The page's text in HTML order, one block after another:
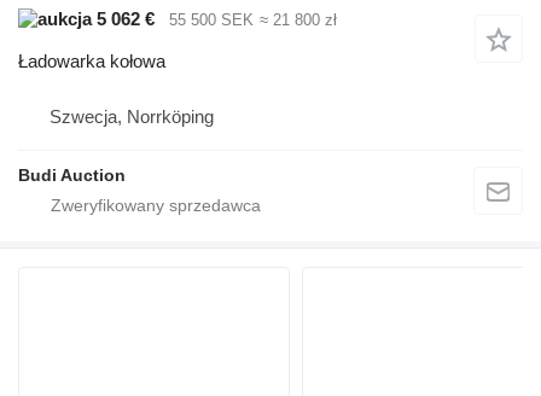
5 062 €
55 500 SEK ≈ 21 800 zł
Ładowarka kołowa
Szwecja, Norrköping
Budi Auction